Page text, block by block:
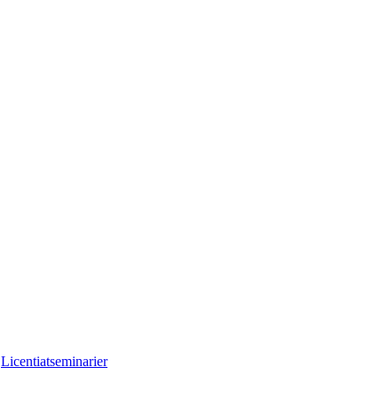
Licentiatseminarier